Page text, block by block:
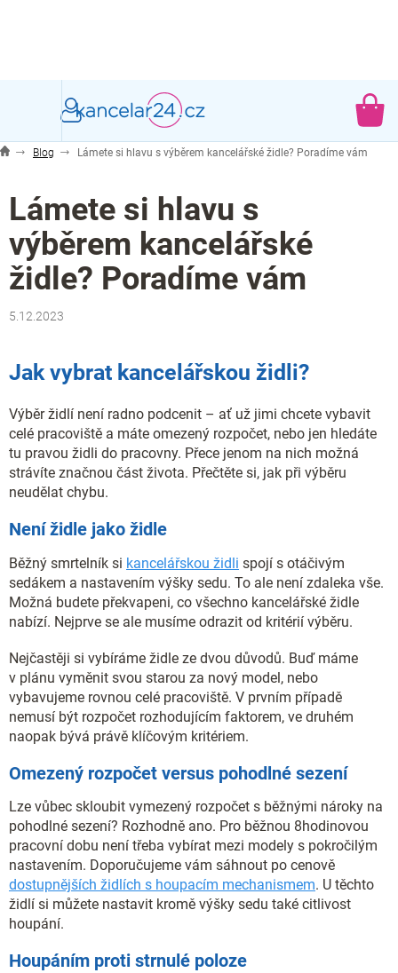
Blog Lámete si hlavu s výběrem kancelářské židle? Poradíme vám
Lámete si hlavu s
výběrem kancelářské
židle? Poradíme vám
5.12.2023
Jak vybrat kancelářskou židli?
Výběr židlí není radno podcenit – ať už jimi chcete vybavit
celé pracoviště a máte omezený rozpočet, nebo jen hledáte
tu pravou židli do pracovny. Přece jenom na nich možná
strávíte značnou část života. Přečtěte si, jak při výběru
neudělat chybu.
Není židle jako židle
Běžný smrtelník si kancelářskou židli spojí s otáčivým
sedákem a nastavením výšky sedu. To ale není zdaleka vše.
Možná budete překvapeni, co všechno kancelářské židle
nabízí. Nejprve se ale musíme odrazit od kritérií výběru.
Nejčastěji si vybíráme židle ze dvou důvodů. Buď máme
v plánu vyměnit svou starou za nový model, nebo
vybavujeme rovnou celé pracoviště. V prvním případě
nemusí být rozpočet rozhodujícím faktorem, ve druhém
naopak bývá právě klíčovým kritériem.
Omezený rozpočet versus pohodlné sezení
Lze vůbec skloubit vymezený rozpočet s běžnými nároky na
pohodlné sezení? Rozhodně ano. Pro běžnou 8hodinovou
pracovní dobu není třeba vybírat mezi modely s pokročilým
nastavením. Doporučujeme vám sáhnout po cenově
dostupnějších židlích s houpacím mechanismem. U těchto
židlí si můžete nastavit kromě výšky sedu také citlivost
houpání.
Houpáním proti strnulé poloze